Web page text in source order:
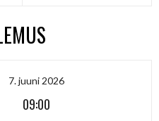
7. juuni 2026
09:00